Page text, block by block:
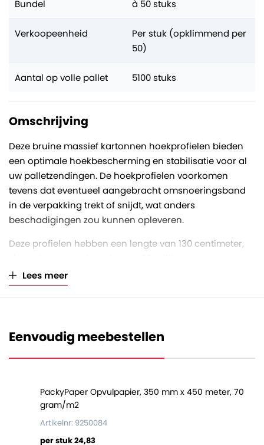
Bundel à 50 stuks
Verkoopeenheid
Per stuk (opklimmend per
50)
Aantal op volle pallet 5100 stuks
Omschrijving
Deze bruine massief kartonnen hoekprofielen bieden
een optimale hoekbescherming en stabilisatie voor al
uw palletzendingen. De hoekprofielen voorkomen
tevens dat eventueel aangebracht omsnoeringsband
in de verpakking trekt of snijdt, wat anders
beschadigingen zou kunnen opleveren.
Deze profielen hebben een lengte van 130 centimeter,
massief kartonnen dikte van 3 millimeter.
Lees meer
Eenvoudig meebestellen
PackyPaper Opvulpapier, 350 mm x 450 meter, 70
gram/m2
Artikelnr: 9250084
per stuk 24,83